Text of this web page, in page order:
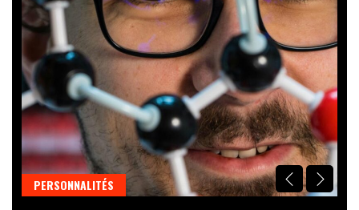
PERSONNALITÉS